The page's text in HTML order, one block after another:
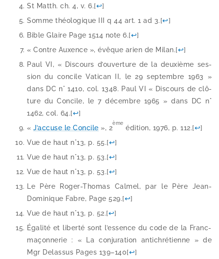
St Matth. ch. 4, v. 6.[↩]
Somme théo­lo­gique III q 44 art. 1 ad 3.[↩]
Bible Glaire Page 1514 note 6.[↩]
« Contre Auxence », évêque arien de Milan.[↩]
Paul VI, « Discours d’ou­ver­ture de la deuxième ses­
sion du concile Vatican II, le 29 sep­tembre 1963 »
dans DC n° 1410, col. 1348. Paul VI « Discours de clô­
ture du Concile, le 7 décembre 1965 » dans DC n°
1462, col. 64.[↩]
« J’accuse le Concile», 2
ème
édi­tion, 1976, p. 112.[↩]
Vue de haut n°13, p. 55.[↩]
Vue de haut n°13, p. 53.[↩]
Vue de haut n°13, p. 53.[↩]
Le Père Roger-​Thomas Calmel, par le Père Jean-​
Dominique Fabre, Page 529.[↩]
Vue de haut n°13, p. 52.[↩]
Égalité et liber­té sont l’es­sence du code de la Franc-​
maçonnerie : « La conju­ra­tion anti­chré­tienne » de
Mgr Delassus Pages 139–140[↩]